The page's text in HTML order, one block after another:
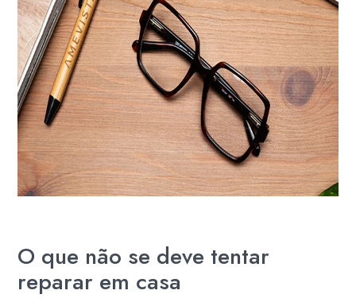
O que não se deve tentar
reparar em casa